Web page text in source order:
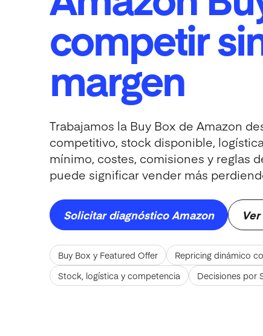
competir
margen
Trabajamos la Buy Box de Amazon
competitivo, stock disponible,
mínimo, costes, comisiones y reglas
puede significar vender más
Solicitar diagnóstico Amazon
Buy Box y Featured Offer Repricing dinámico
Stock, logística y competencia
Decisiones por